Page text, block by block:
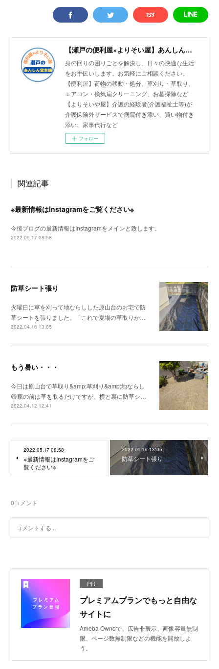
【瀬戸の便利屋×よりそい屋】あんしん堂本舗
身の回りの困りごとを解決し、日々の快適な生活
をお手伝いします。お気軽にご相談ください。
【便利屋】荷物の移動・処分、草刈り・草取り、
エアコン・換気扇クリーニング、お墓掃除など
【よりそいや屋】介護の経験者(介護福祉士等)が
介護保険外サービスで病院付き添い、買い物付き
添い、家事代行など
フォロー
関連記事
※最新情報はInstagramをご覧ください※
今後ブログの最新情報はInstagramをメインと致します。
2022.05.17 08:58
防草シート張り
火曜日に草を刈って地ならしした原山台のお宅で防
草シートを張りました。「これで夏場の草取りか…
2022.04.16 13:05
もう暑い・・・
今日は原山台で草取り&amp;草刈り&amp;地ならし
😃家の前は草を取るだけですが、横と裏に防草シ…
2022.04.12 12:41
2022.05.17 08:58
※最新情報はInstagramをご
覧ください※
2022.04.16 13:05
防草シート張り
0コメント
PR
プレミアムプランでもっと自由な
サイトに
Ameba Owndで、広告非表示、画像容量無制
限、ページ数無制限などの機能を開放しよ
う。